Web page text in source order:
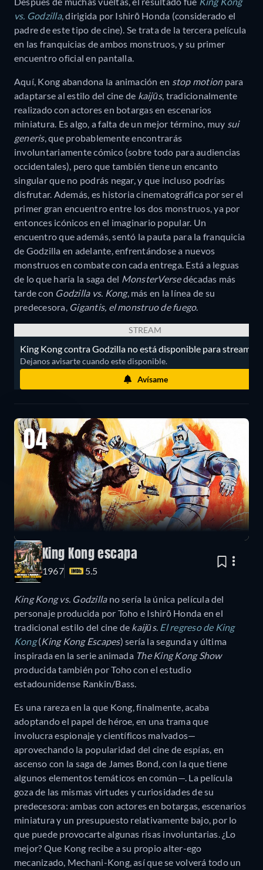
vs. Godzilla, dirigida por Ishirō Honda (considerado el
padre de este tipo de cine). Se trata de la tercera película
en las franquicias de ambos monstruos, y su primer
encuentro oficial en pantalla.
Aquí, Kong abandona la animación en stop motionpara
adaptarse al estilo del cine de kaijūs, tradicionalmente
realizado con actores en botargas en escenarios
miniatura. Es algo, a falta de un mejor término, muy sui
generis, que probablemente encontrarás
involuntariamente cómico (sobre todo para audiencias
occidentales), pero que también tiene un encanto
singular que no podrás negar, y que incluso podrías
disfrutar. Además, es historia cinematográfica por ser el
primer gran encuentro entre los dos monstruos, ya por
entonces icónicos en el imaginario popular. Un
encuentro que además, sentó la pauta para la franquicia
de Godzilla en adelante, enfrentándose a nuevos
monstruos en combate con cada entrega. Está a leguas
de lo que haría la saga del MonsterVersedécadas más
tarde con Godzilla vs. Kong, más en la línea de su
predecesora, Gigantis, el monstruo de fuego.
STREAM
King Kong contra Godzilla no está disponible para
Dejanos avisarte cuando este disponible.
Avísame
04
King Kong escapa
1967 5.5
King Kong vs. Godzillano sería la única película del
personaje producida por Toho e Ishirō Honda en el
tradicional estilo del cine de kaijūs. El regreso de King
Kong(King Kong Escapes) sería la segunda y última
inspirada en la serie animada The King Kong Show
producida también por Toho con el estudio
estadounidense Rankin/Bass.
Es una rareza en la que Kong, finalmente, acaba
adoptando el papel de héroe, en una trama que
involucra espionaje y científicos malvados—
aprovechando la popularidad del cine de espías, en
ascenso con la saga de James Bond, con la que tiene
algunos elementos temáticos en común—. La película
goza de las mismas virtudes y curiosidades de su
predecesora: ambas con actores en botargas, escenarios
miniatura y un presupuesto relativamente bajo, por lo
que puede provocarte algunas risas involuntarias. ¿Lo
mejor? Que Kong recibe a su propio alter-ego
mecanizado, Mechani-Kong, así que se volverá todo un